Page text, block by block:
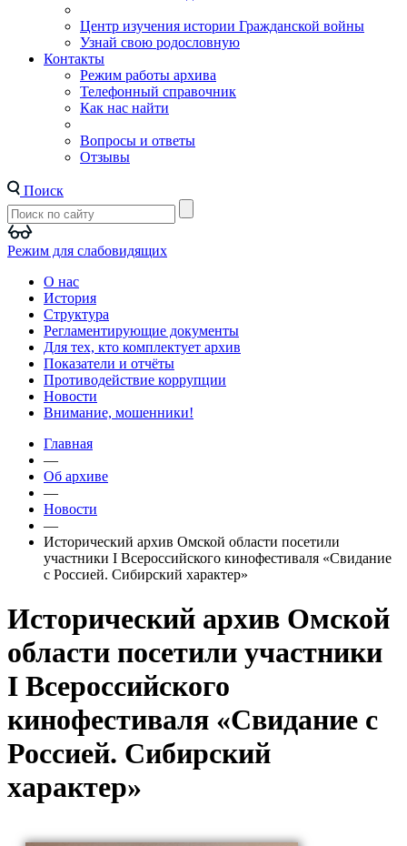
Центр изучения истории Гражданской войны
Узнай свою родословную
Контакты
Режим работы архива
Телефонный справочник
Как нас найти
Вопросы и ответы
Отзывы
Поиск
Режим для слабовидящих
О нас
История
Структура
Регламентирующие документы
Для тех, кто комплектует архив
Показатели и отчёты
Противодействие коррупции
Новости
Внимание, мошенники!
Главная
—
Об архиве
—
Новости
—
Исторический архив Омской области посетили
участники I Всероссийского кинофестиваля «Свидание
с Россией. Сибирский характер»
Исторический архив Омской
области посетили участники
I Всероссийского
кинофестиваля «Свидание с
Россией. Сибирский
характер»